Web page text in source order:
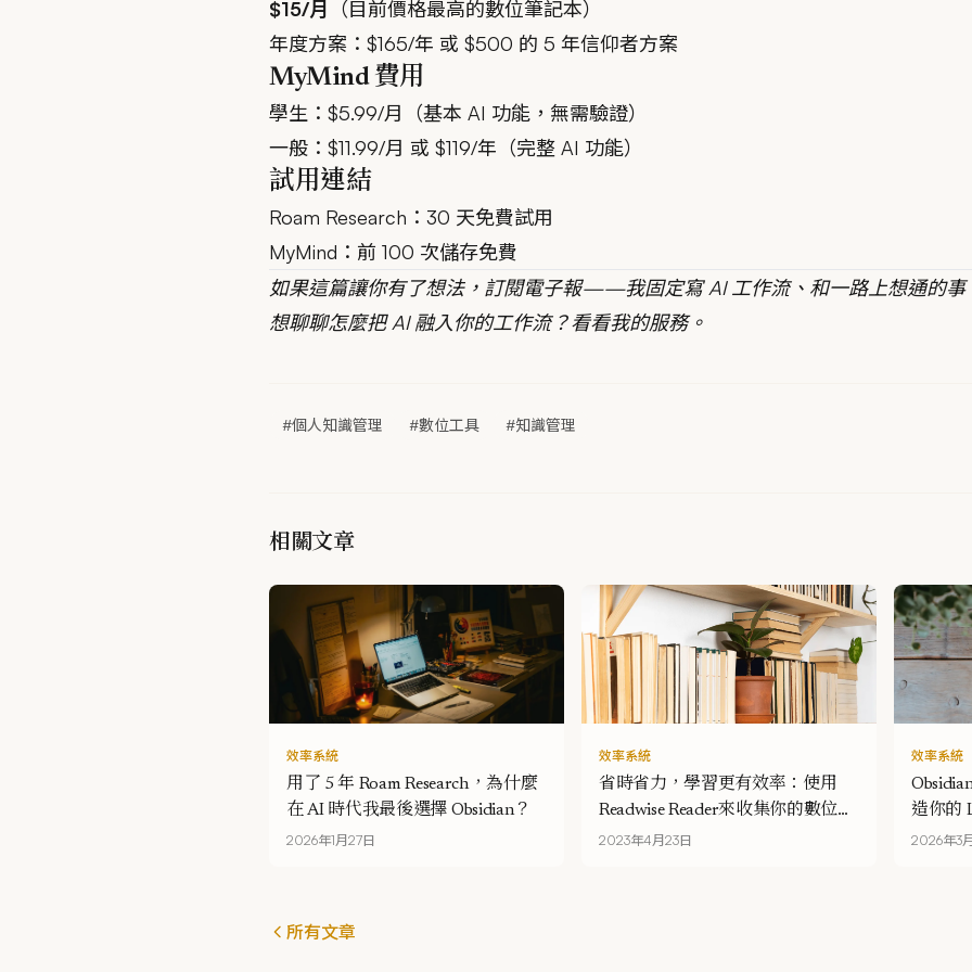
$15/月
（目前價格最高的數位筆記本）
年度方案：$165/年 或 $500 的 5 年信仰者方案
MyMind 費用
學生：$5.99/月（基本 AI 功能，無需驗證）
一般：$11.99/月 或 $119/年（完整 AI 功能）
試用連結
Roam Research ：30 天免費試用
MyMind ：前 100 次儲存免費
如果這篇讓你有了想法， 訂閱電子報——我固定寫 AI 工作流、和一路上想通的事
想聊聊怎麼把 AI 融入你的工作流？看看我的服務。
#個人知識管理 #數位工具 #知識管理
相關文章
效率系統
用了 5 年 Roam Research，為什麼
在 AI 時代我最後選擇 Obsidian？
2026年1月27日
效率系統
省時省力，學習更有效率：使用
Readwise Reader來收集你的數位內
容
2023年4月23日
效率系統
造你的
2026年3
所有文章